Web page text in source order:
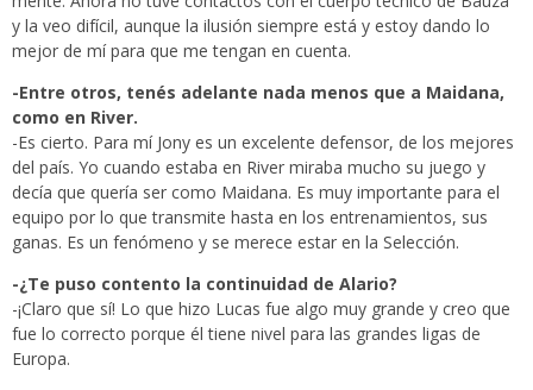
y la veo difícil, aunque la ilusión siempre está y estoy dando lo
mejor de mí para que me tengan en cuenta.
-Entre otros, tenés adelante nada menos que a Maidana,
como en River.
-Es cierto. Para mí Jony es un excelente defensor, de los mejores
del país. Yo cuando estaba en River miraba mucho su juego y
decía que quería ser como Maidana. Es muy importante para el
equipo por lo que transmite hasta en los entrenamientos, sus
ganas. Es un fenómeno y se merece estar en la Selección.
-¿Te puso contento la continuidad de Alario?
-¡Claro que sí! Lo que hizo Lucas fue algo muy grande y creo que
fue lo correcto porque él tiene nivel para las grandes ligas de
Europa.